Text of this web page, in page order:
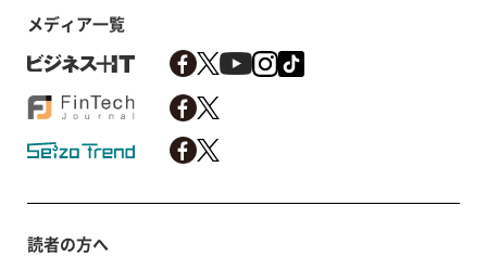
メディア一覧
読者の方へ